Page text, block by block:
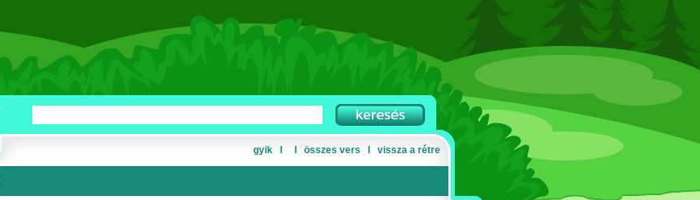
gyik összes vers vissza a rétre